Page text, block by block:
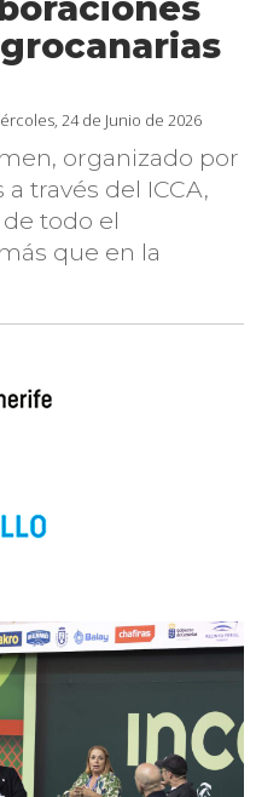
24 de Junio de 2026
organizado por
través del ICCA,
todo el
que en la